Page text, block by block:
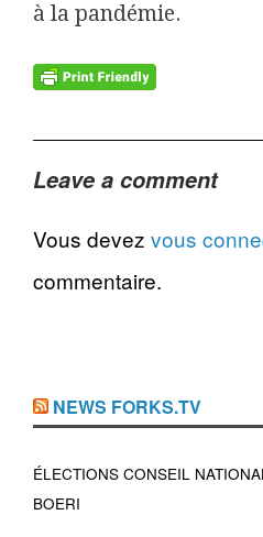
à la pandémie.
Leave a comment
Vous devez vous
commentaire.
NEWS FORKS.TV
ÉLECTIONS CONSEIL
BOERI